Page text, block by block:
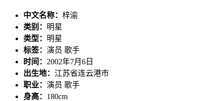
中文名称： 梓渝
类别： 明星
类型： 明星
标签： 演员 歌手
时间： 2002年7月6日
出生地： 江苏省连云港市
职业： 演员 歌手
身高： 180cm